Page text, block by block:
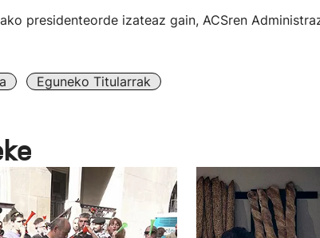
presidenteorde izateaz gain, ACSren
Eguneko Titularrak